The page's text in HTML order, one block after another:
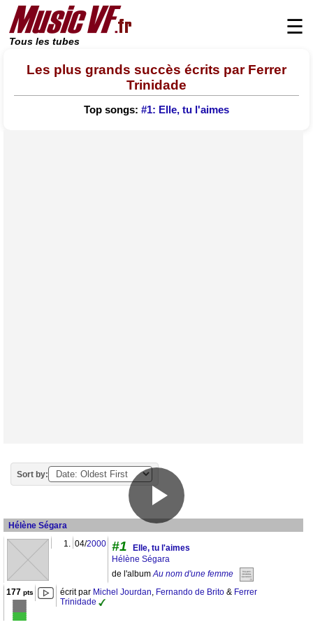
Tous les tubes
☰
Les plus grands succès écrits par Ferrer
Trinidade
Top songs: #1: Elle, tu l'aimes
Sort by:
Hélène Ségara
1. 04/2000 #1
Elle, tu l'aimes
Hélène Ségara
de l'albumAu nom d'une femme
177 pts écrit par Michel Jourdan, Fernando de Brito & Ferrer
Trinidade